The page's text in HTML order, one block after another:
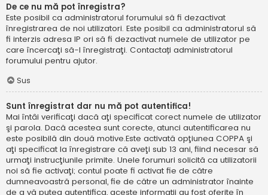
De ce nu mă pot înregistra?
Este posibil ca administratorul forumului să fi dezactivat
înregistrarea de noi utilizatori. Este posibil ca administratorul să
fi interzis adresa IP ori să fi dezactivat numele de utilizator pe
care încercaţi să-l înregistraţi. Contactați administratorul
forumului pentru ajutor.
Sus
Sunt înregistrat dar nu mă pot autentifica!
Mai întâi verificaţi dacă aţi specificat corect numele de utilizator
şi parola. Dacă acestea sunt corecte, atunci autentificarea nu
este posibilă din două motive.Este activată opţiunea COPPA şi
aţi specificat la înregistrare că aveţi sub 13 ani, fiind necesar să
urmaţi instrucţiunile primite. Unele forumuri solicită ca utilizatorii
noi să fie activaţi; contul poate fi activat fie de către
dumneavoastră personal, fie de către un administrator înainte
de a vă putea autentifica, aceste informații au fost oferite în